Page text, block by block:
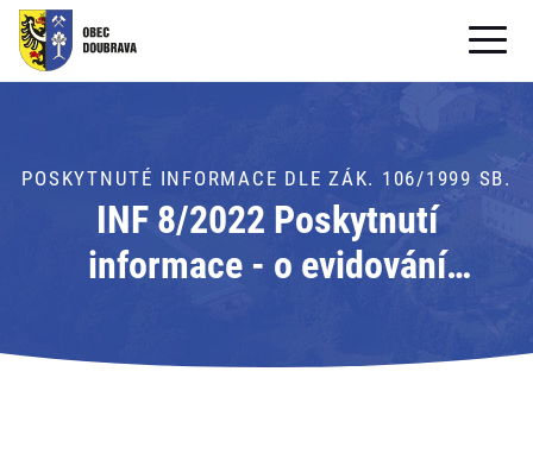
OBECNÍ ÚŘAD
PRO OBČANY
Formuláře ke stažení
PRO TURISTY
POSKYTNUTÉ INFORMACE DLE ZÁK. 106/1999 SB.
INF 8/2022 Poskytnutí
informace - o evidování
kvalitu výchovně vzdělávacího